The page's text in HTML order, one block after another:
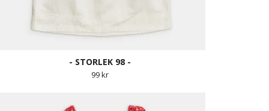
- STORLEK 98 -
99 kr